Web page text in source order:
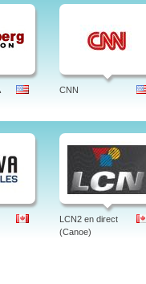
CNN
LCN2 en direct
(Canoe)